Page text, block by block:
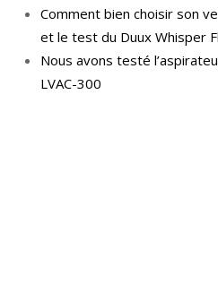
Comment bien choisir son
et le test du Duux Whisper
Nous avons testé
LVAC-300